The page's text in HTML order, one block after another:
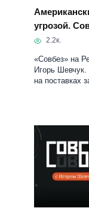
угрозой.
2.2к.
«Совбез» на
Игорь Шевчук.
на поставках